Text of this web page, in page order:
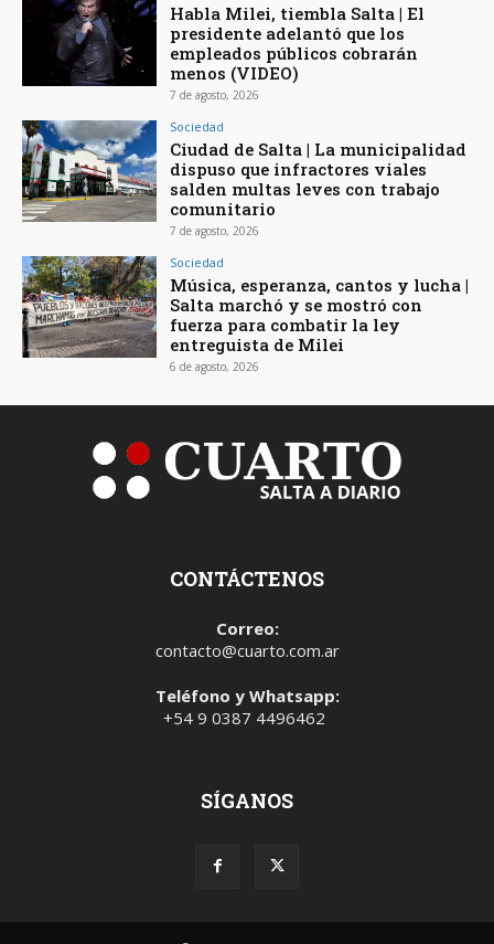
Habla Milei, tiembla Salta | El
presidente adelantó que los
empleados públicos cobrarán
menos (VIDEO)
7 de agosto, 2026
Sociedad
Ciudad de Salta | La municipalidad
dispuso que infractores viales
salden multas leves con trabajo
comunitario
7 de agosto, 2026
Sociedad
Música, esperanza, cantos y lucha |
Salta marchó y se mostró con
fuerza para combatir la ley
entreguista de Milei
6 de agosto, 2026
CONTÁCTENOS
Correo:
contacto@cuarto.com.ar
Teléfono y Whatsapp:
+54 9 0387 4496462
SÍGANOS